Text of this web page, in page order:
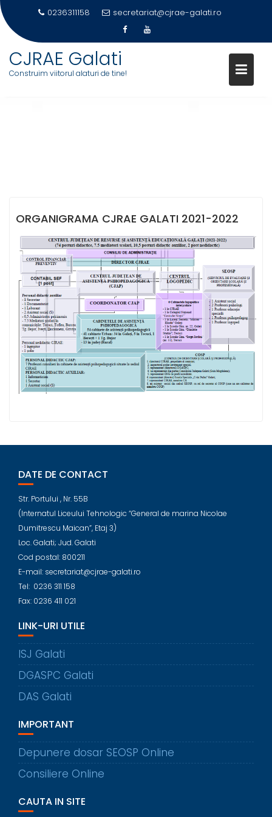
content
0236311158 secretariat@cjrae-galati.ro
CJRAE Galati
Construim viitorul alaturi de tine!
ORGANIGRAMA CJRAE GALATI 2021-2022
DATE DE CONTACT
Str. Portului , Nr. 55B
(Internatul Liceului Tehnologic “General de marina Nicolae
Dumitrescu Maican”, Etaj 3)
Loc. Galati; Jud. Galati
Cod postal: 800211
E-mail: secretariat@cjrae-galati.ro
Tel: 0236 311 158
Fax: 0236 411 021
LINK-URI UTILE
ISJ Galati
DGASPC Galati
DAS Galati
IMPORTANT
Depunere dosar SEOSP Online
Consiliere Online
CAUTA IN SITE